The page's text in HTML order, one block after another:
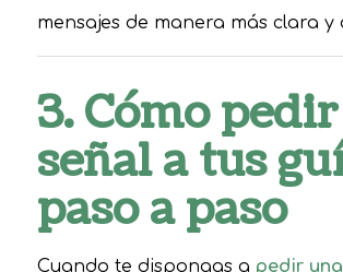
mensajes de manera más clara y
3. Cómo
señal a tus
paso a paso
Cuando te dispongas a pedir